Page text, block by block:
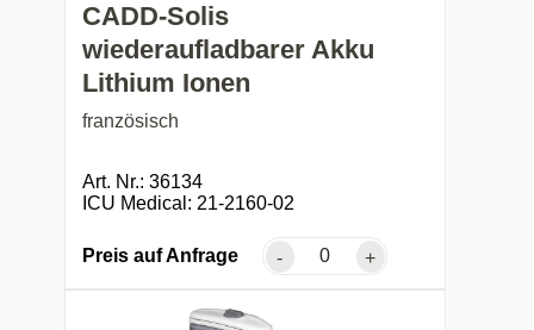
CADD-Solis
wiederaufladbarer Akku
Lithium Ionen
französisch
Art. Nr.: 36134
ICU Medical: 21-2160-02
Preis auf Anfrage - +